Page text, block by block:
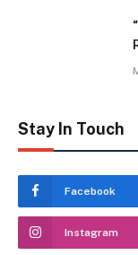
Stay In Touch
Facebook
Instagram